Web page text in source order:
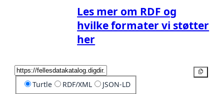
Les mer om RDF og
hvilke formater vi støtter
her
Turtle RDF/XML JSON-LD